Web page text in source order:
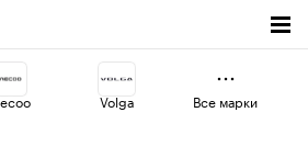
Volga Все марки